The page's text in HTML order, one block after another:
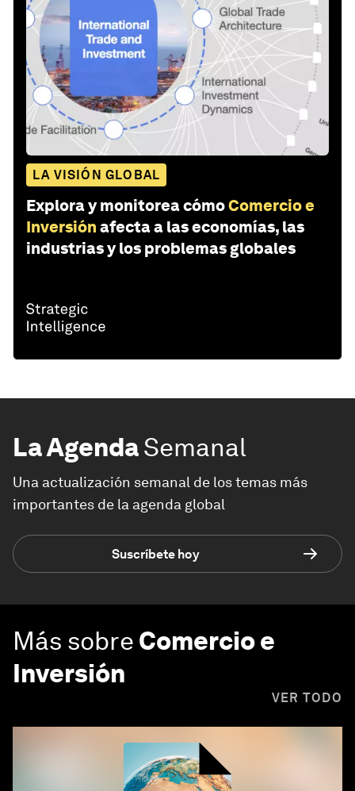
LA VISIÓN GLOBAL
Explora y monitorea cómoComercio e
Inversión afecta a las economías, las
industrias y los problemas globales
La AgendaSemanal
Una actualización semanal de los temas más
importantes de la agenda global
Suscríbete hoy
Más sobre Comercio e
Inversión
VER TODO